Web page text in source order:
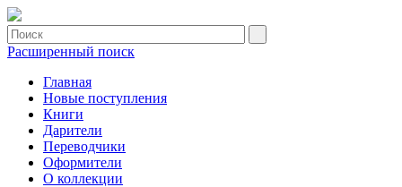
Расширенный поиск
Главная
Новые поступления
Книги
Дарители
Переводчики
Оформители
О коллекции